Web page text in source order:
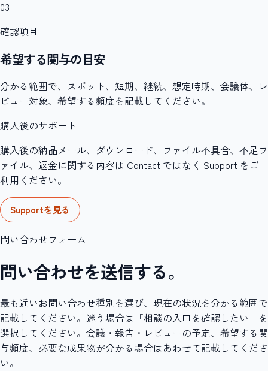
03
確認項目
希望する関与の目安
分かる範囲で、スポット、短期、継続、想定時期、会議体、レ
ビュー対象、希望する頻度を記載してください。
購入後のサポート
購入後の納品メール、ダウンロード、ファイル不具合、不足フ
ァイル、返金に関する内容は Contact ではなく Support をご
利用ください。
Supportを見る
問い合わせフォーム
問い合わせを送信する。
最も近いお問い合わせ種別を選び、現在の状況を分かる範囲で
記載してください。迷う場合は「相談の入口を確認したい」を
選択してください。会議・報告・レビューの予定、希望する関
与頻度、必要な成果物が分かる場合はあわせて記載してくださ
い。